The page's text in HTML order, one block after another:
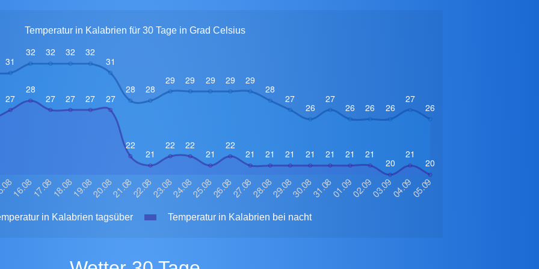
Temperatur in Kalabrien für 30 Tage in Grad Celsius
in Kalabrien tagsüber Temperatur in Kalabrien bei nacht